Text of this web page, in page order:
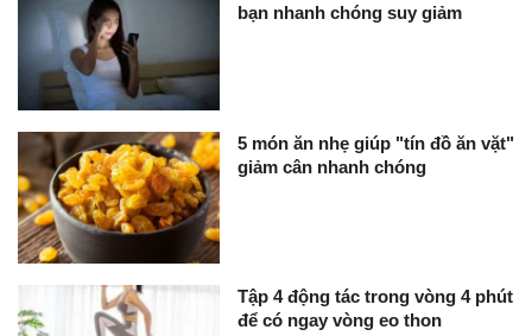
bạn nhanh chóng suy giảm
5 món ăn nhẹ giúp "tín đồ ăn vặt"
giảm cân nhanh chóng
Tập 4 động tác trong vòng 4 phút
để có ngay vòng eo thon